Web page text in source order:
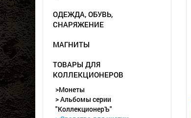
ОДЕЖДА, ОБУВЬ,
СНАРЯЖЕНИЕ
МАГНИТЫ
ТОВАРЫ ДЛЯ
КОЛЛЕКЦИОНЕРОВ
>Монеты
> Альбомы серии
"КоллекционерЪ"